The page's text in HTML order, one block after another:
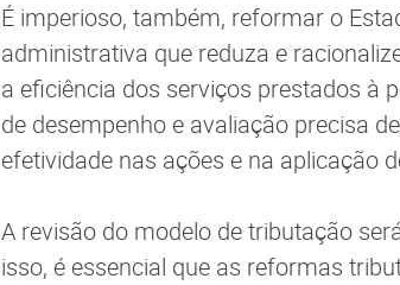
É imperioso, também, reformar o
administrativa que reduza e
a eficiência dos serviços prestados à
de desempenho e avaliação precisa
efetividade nas ações e na aplicação
A revisão do modelo de tributação
isso, é essencial que as reformas